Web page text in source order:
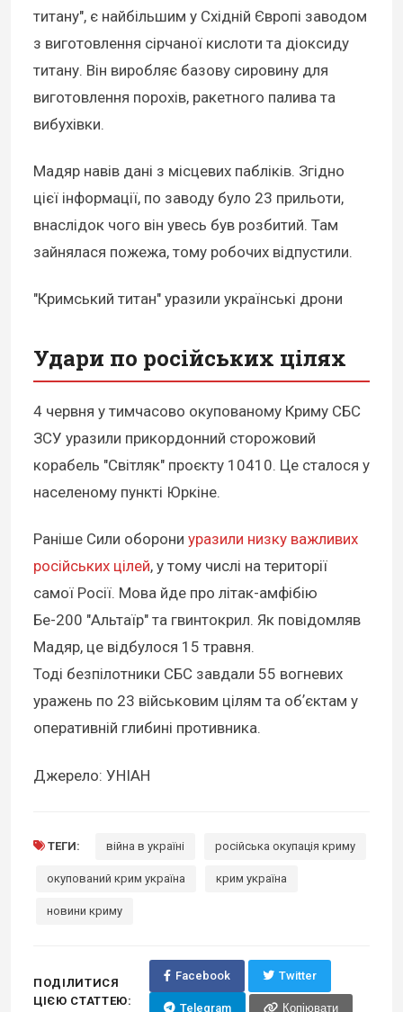
титану", є найбільшим у Східній Європі заводом
з виготовлення сірчаної кислоти та діоксиду
титану. Він виробляє базову сировину для
виготовлення порохів, ракетного палива та
вибухівки.
Мадяр навів дані з місцевих пабліків. Згідно
цієї інформації, по заводу було 23 прильоти,
внаслідок чого він увесь був розбитий. Там
зайнялася пожежа, тому робочих відпустили.
"Кримський титан" уразили українські дрони
Удари по російських цілях
4 червня у тимчасово окупованому Криму СБС
ЗСУ уразили прикордонний сторожовий
корабель "Світляк" проєкту 10410. Це сталося у
населеному пункті Юркіне.
Раніше Сили оборони уразили низку важливих
російських цілей, у тому числі на території
самої Росії. Мова йде про літак-амфібію
Бе-200 "Альтаїр" та гвинтокрил. Як повідомляв
Мадяр, це відбулося 15 травня.
Тоді безпілотники СБС завдали 55 вогневих
уражень по 23 військовим цілям та обʼєктам у
оперативній глибині противника.
Джерело: УНІАН
ТЕГИ: війна в україні російська окупація криму
окупований крим україна крим україна
новини криму
ПОДІЛИТИСЯ
ЦІЄЮ СТАТТЕЮ:
Facebook Twitter
Telegram Копіювати